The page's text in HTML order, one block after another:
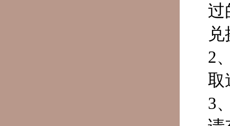
过
2
取
3